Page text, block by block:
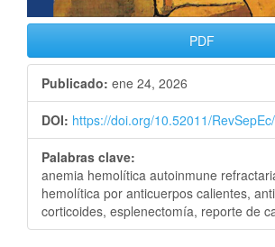
PDF
Publicado: ene 24, 2026
DOI: https://doi.org/10.52011/
Palabras clave:
anemia hemolítica autoinmune
hemolítica por anticuerpos calientes,
corticoides, esplenectomía, reporte de